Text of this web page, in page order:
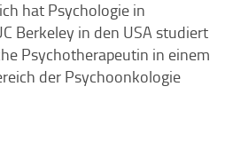
hat Psychologie in
Berkeley in den USA studiert
Psychotherapeutin in einem
der Psychoonkologie